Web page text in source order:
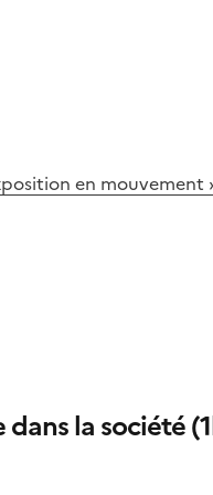
en mouvement
la société